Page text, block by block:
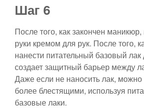
Шаг 6
После того, как закончен
руки кремом для рук. После того,
нанести питательный базовый лак
создает защитный барьер между
Даже если не наносить лак, можно
более блестящими, используя
базовые лаки.